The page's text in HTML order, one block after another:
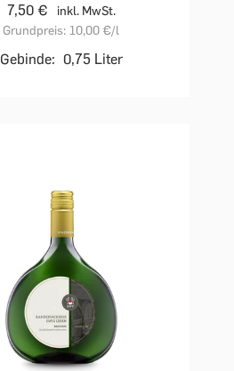
7,50 €
inkl. MwSt.
Grundpreis: 10,00 €/l
Gebinde: 0,75 Liter